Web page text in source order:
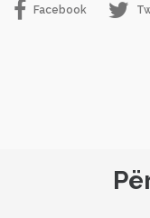
Facebook